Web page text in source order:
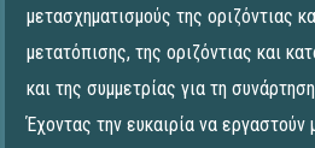
μετασχηματισμούς της οριζόντιας
μετατόπισης, της οριζόντιας και
και της συμμετρίας για τη
Έχοντας την ευκαιρία να εργαστούν